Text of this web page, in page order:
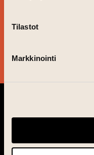
Tilastot
Markkinointi
YES, PLEASE!